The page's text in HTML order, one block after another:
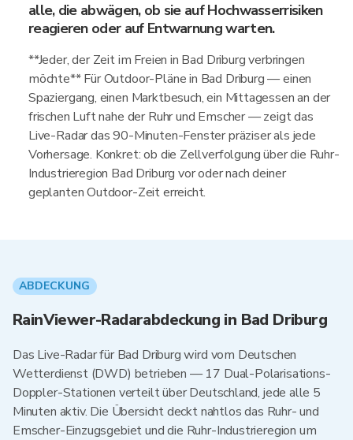
alle, die abwägen, ob sie auf Hochwasserrisiken
reagieren oder auf Entwarnung warten.
**Jeder, der Zeit im Freien in Bad Driburg verbringen
möchte** Für Outdoor-Pläne in Bad Driburg — einen
Spaziergang, einen Marktbesuch, ein Mittagessen an der
frischen Luft nahe der Ruhr und Emscher — zeigt das
Live-Radar das 90-Minuten-Fenster präziser als jede
Vorhersage. Konkret: ob die Zellverfolgung über die Ruhr-
Industrieregion Bad Driburg vor oder nach deiner
geplanten Outdoor-Zeit erreicht.
ABDECKUNG
RainViewer-Radarabdeckung in Bad Driburg
Das Live-Radar für Bad Driburg wird vom Deutschen
Wetterdienst (DWD) betrieben — 17 Dual-Polarisations-
Doppler-Stationen verteilt über Deutschland, jede alle 5
Minuten aktiv. Die Übersicht deckt nahtlos das Ruhr- und
Emscher-Einzugsgebiet und die Ruhr-Industrieregion um